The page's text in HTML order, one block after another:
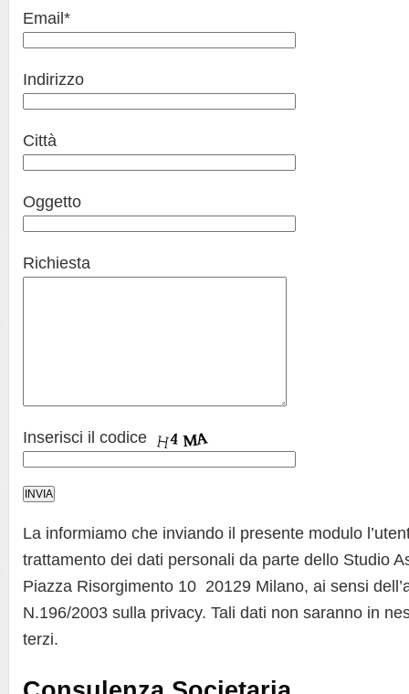
Email*
Indirizzo
Città
Oggetto
Richiesta
Inserisci il codice
La informiamo che inviando il presente modulo
trattamento dei dati personali da parte dello Studio
Piazza Risorgimento 10 20129 Milano, ai sensi
N.196/2003 sulla privacy. Tali dati non saranno in
terzi.